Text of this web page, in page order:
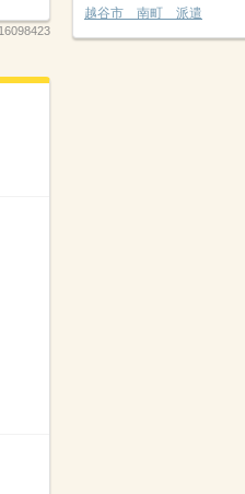
16098423
越谷市 南町 派遣